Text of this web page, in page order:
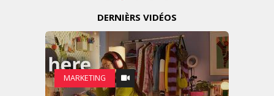
DERNIÈRS VIDÉOS
MARKETING